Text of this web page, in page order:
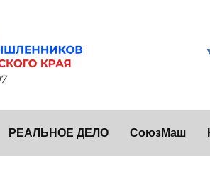
РЕАЛЬНОЕ ДЕЛО СоюзМаш